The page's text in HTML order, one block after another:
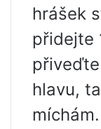
hrášek
přidejte
hlavu,